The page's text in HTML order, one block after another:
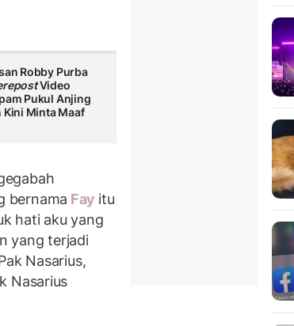
Robby Purba
Video
Pukul Anjing
Kini Minta Maaf
bernama Fay itu
hati aku yang
yang terjadi
Nasarius,
Nasarius